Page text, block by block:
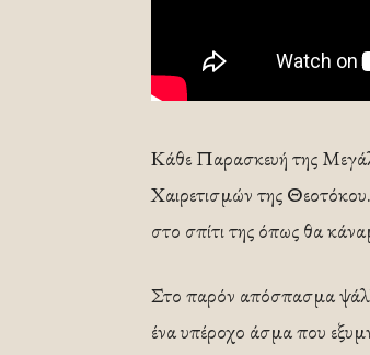
Κάθε Παρασκευή της
Χαιρετισμών της
στο σπίτι της όπως θα
Στο παρόν απόσπασμα
ένα υπέροχο άσμα που